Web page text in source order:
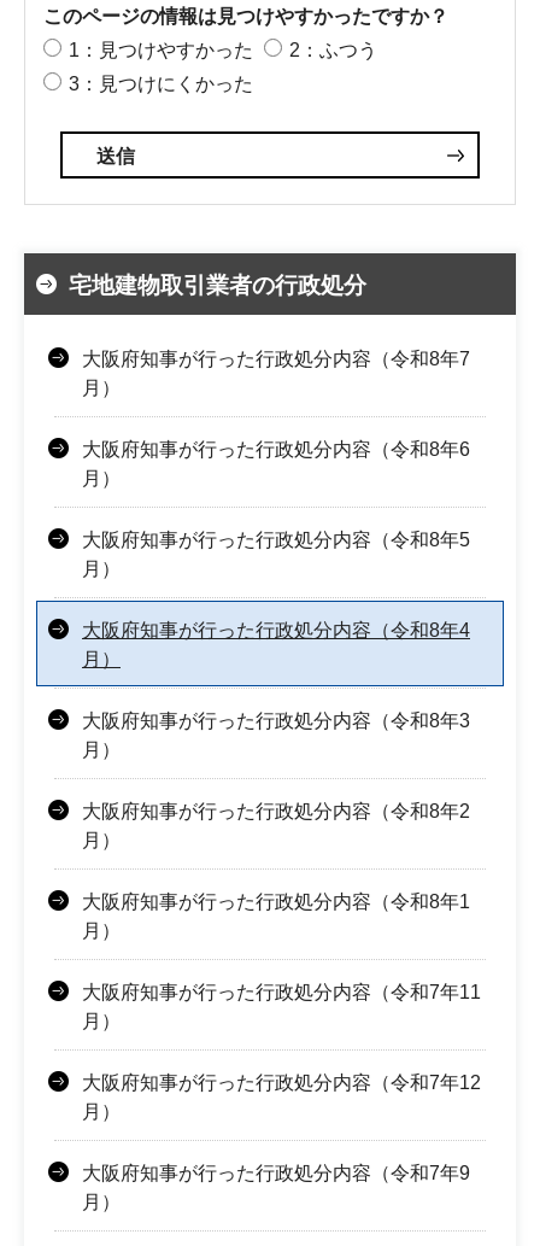
このページの情報は見つけやすかったですか？
1：見つけやすかった
2：ふつう
3：見つけにくかった
宅地建物取引業者の行政処分
大阪府知事が行った行政処分内容（令和8年7
月）
大阪府知事が行った行政処分内容（令和8年6
月）
大阪府知事が行った行政処分内容（令和8年5
月）
大阪府知事が行った行政処分内容（令和8年4
月）
大阪府知事が行った行政処分内容（令和8年3
月）
大阪府知事が行った行政処分内容（令和8年2
月）
大阪府知事が行った行政処分内容（令和8年1
月）
大阪府知事が行った行政処分内容（令和7年11
月）
大阪府知事が行った行政処分内容（令和7年12
月）
大阪府知事が行った行政処分内容（令和7年9
月）